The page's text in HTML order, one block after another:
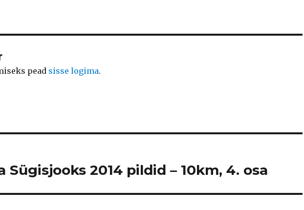
pead sisse logima.
Sügisjooks 2014 pildid – 10km, 4. osa